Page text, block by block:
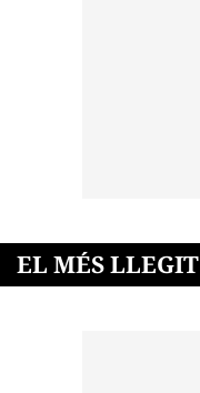
EL MÉS LLEGIT